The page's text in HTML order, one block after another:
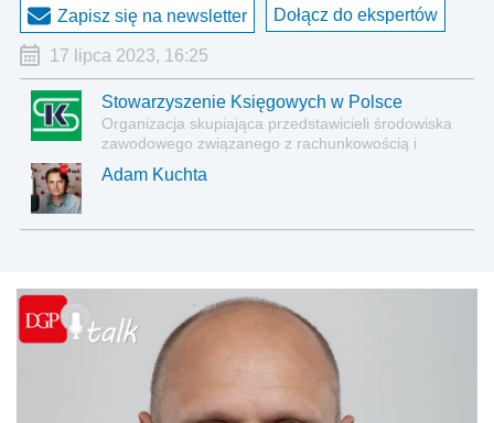
Zapisz się na newsletter Dołącz do ekspertów
17 lipca 2023, 16:25
Stowarzyszenie Księgowych w Polsce
Organizacja skupiająca przedstawicieli środowiska
zawodowego związanego z rachunkowością i
Adam Kuchta